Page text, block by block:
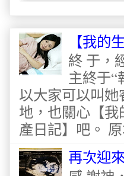
【我的
終 于，
主終于
以大家可以叫
地，也關心【
產日記】吧。
再次迎